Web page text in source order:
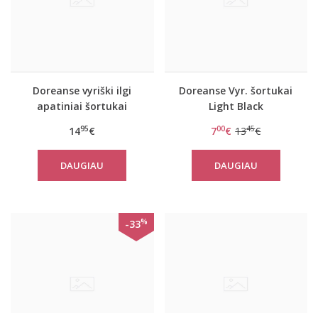
Doreanse vyriški ilgi
apatiniai šortukai
1495€
DAUGIAU
Doreanse Vyr. šortukai
Light Black
700€ 1345€
DAUGIAU
-33%